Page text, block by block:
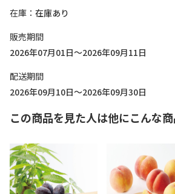
在庫
在庫あり
販売期間
2026年07月01日～2026年09月11日
配送期間
2026年09月10日～2026年09月30日
この商品を見た人は他にこんな